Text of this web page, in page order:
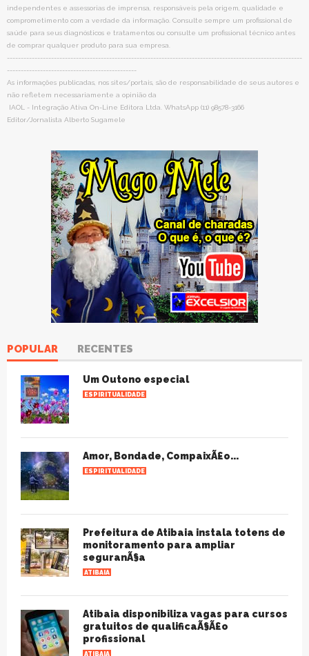
independentes e assessorias de imprensa, responsáveis pela origem, qualidade e
comprometimento com a verdade da informação. Consulte sempre um profissional de
saúde para seus diagnósticos e tratamentos ou consulte um profissional técnico antes
de comprar qualquer produto para sua empresa.
-----------------------------------------------------------------------------------------------------------
-----------------------------------------------
As informações publicadas, nos sites/portais, são de responsabilidade de seus autores e
não refletem necessariamente a opinião da
IAOL - Integração Ativa On-Line Editora Ltda. WhatsApp (11) 98578-3166
Editor/Jornalista Alberto Sugamele
POPULAR RECENTES
Um Outono especial
ESPIRITUALIDADE
Amor, Bondade, CompaixÃ£o...
ESPIRITUALIDADE
Prefeitura de Atibaia instala totens de
monitoramento para ampliar
seguranÃ§a
ATIBAIA
Atibaia disponibiliza vagas para cursos
gratuitos de qualificaÃ§Ã£o
profissional
ATIBAIA